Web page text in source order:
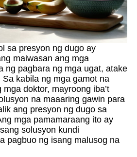
sa presyon ng dugo ay
maiwasan ang mga
ng pagbara ng mga ugat, atake
kabila ng mga gamot na
doktor, mayroong iba’t
na maaaring gawin para
ang presyon ng dugo sa
mga pamamaraang ito ay
solusyon kundi
pagbuo ng isang malusog na